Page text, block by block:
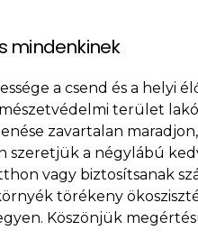
mindenkinek
a csend és a helyi
terület
zavartalan
szeretjük a négylábú
vagy biztosítsanak
törékeny
Köszönjük